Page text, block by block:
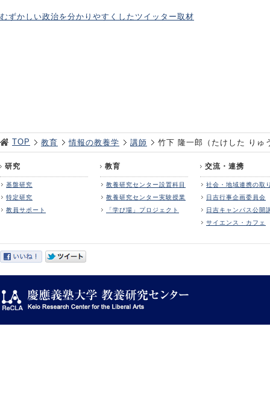
むずかしい政治を分かりやすくしたツイッター取材
TOP 教育 情報の教養学 講師 竹下 隆一郎（たけした りゅ
研究
基盤研究
特定研究
教員サポート
教育
教養研究センター設置科目
教養研究センター実験授業
「学び場」プロジェクト
交流・連携
社会・地域連携の取
日吉行事企画委員会
日吉キャンパス公開
サイエンス・カフェ